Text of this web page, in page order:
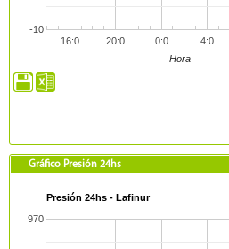
16:0 20:0 0:0 4:0
-10
Hora
Gráfico Presión 24hs
Presión 24hs - Lafinur
970